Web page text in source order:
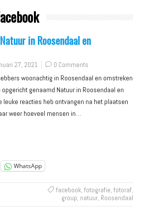
in Roosendaal en
27, 2021 0 Comments
woonachtig in Roosendaal en omstreken
genaamd Natuur in Roosendaal en
leuke reacties heb ontvangen na het plaatsen
weer hoeveel mensen in…
WhatsApp
facebook, fotografie, fotoraf,
group, natuur, Roosendaal